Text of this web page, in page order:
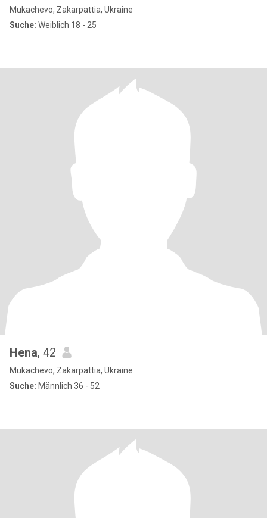
Mukachevo, Zakarpattia, Ukraine
Suche: Weiblich 18 - 25
Hena, 42
Mukachevo, Zakarpattia, Ukraine
Suche: Männlich 36 - 52